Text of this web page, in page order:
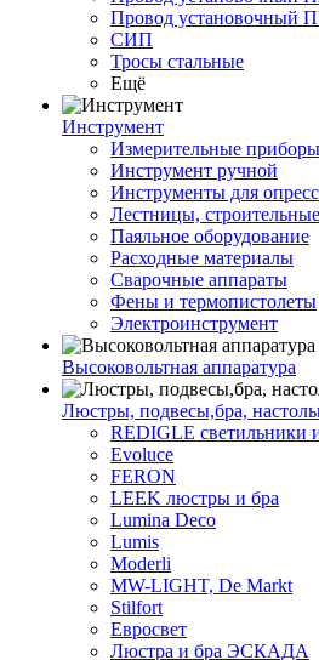
Провод
СИП
Тросы стальные
Ещё
Инструмент
Измерительные
Инструмент ручной
Инструменты для
Лестницы,
Паяльное оборудование
Расходные материалы
Сварочные аппараты
Фены и термопистолеты
Электроинструмент
Высоковольтная аппаратура
Люстры, подвесы,бра,
REDIGLE светильники
Evoluce
FERON
LEEK люстры и бра
Lumina Deco
Lumis
Moderli
MW-LIGHT, De Markt
Stilfort
Евросвет
Люстра и бра ЭСКАДА